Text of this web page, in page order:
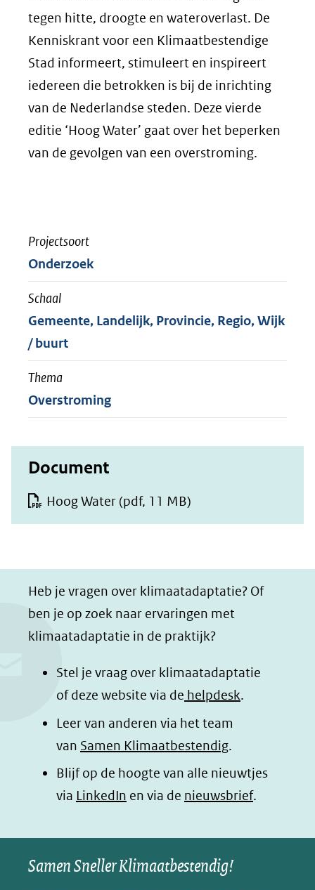
tegen hitte, droogte en wateroverlast. De
Kenniskrant voor een Klimaatbestendige
Stad informeert, stimuleert en inspireert
iedereen die betrokken is bij de inrichting
van de Nederlandse steden. Deze vierde
editie ‘Hoog Water’ gaat over het beperken
van de gevolgen van een overstroming.
Projectsoort
Onderzoek
Schaal
Gemeente, Landelijk, Provincie, Regio, Wijk
/ buurt
Thema
Overstroming
Document
Hoog Water (pdf, 11 MB)
Heb je vragen over klimaatadaptatie? Of
ben je op zoek naar ervaringen met
klimaatadaptatie in de praktijk?
Stel je vraag over klimaatadaptatie
of deze website via de helpdesk.
Leer van anderen via het team
van Samen Klimaatbestendig.
Blijf op de hoogte van alle nieuwtjes
via LinkedIn (opent
nieuw
venster)
en via de nieuwsbrief.
Samen Sneller Klimaatbestendig!